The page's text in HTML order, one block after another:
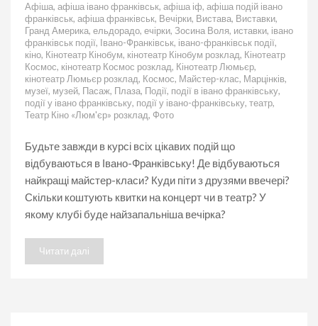
подій
на
04.02.2020
Афіша, афіша івано франківськ, афіша іф, афіша подій івано
франківськ, афіша франківськ, Вечірки, Вистава, Виставки,
Гранд Америка, ельдорадо, ечірки, Зосина Воля, иставки, івано
франківськ події, Івано-Франківськ, івано-франківськ події,
кіно, Кінотеатр Кінобум, кінотеатр Кінобум розклад, Кінотеатр
Космос, кінотеатр Космос розклад, Кінотеатр Люмьєр,
кінотеатр Люмьєр розклад, Космос, Майстер-клас, Марцінків,
музеї, музей, Пасаж, Плаза, Події, події в івано франківську,
події у івано франківську, події у івано-франківську, театр,
Театр Кіно «Люм'єр» розклад, Фото
Будьте завжди в курсі всіх цікавих подій що
відбуваються в Івано-Франківську! Де відбуваються
найкращі майстер-класи? Куди піти з друзями ввечері?
Скільки коштують квитки на концерт чи в театр? У
якому клубі буде найзапальніша вечірка?
Читати далі